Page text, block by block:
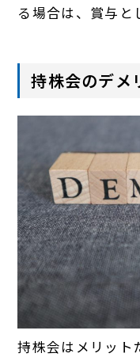
る場合は、賞与と
持株会のデメ
持株会はメリット